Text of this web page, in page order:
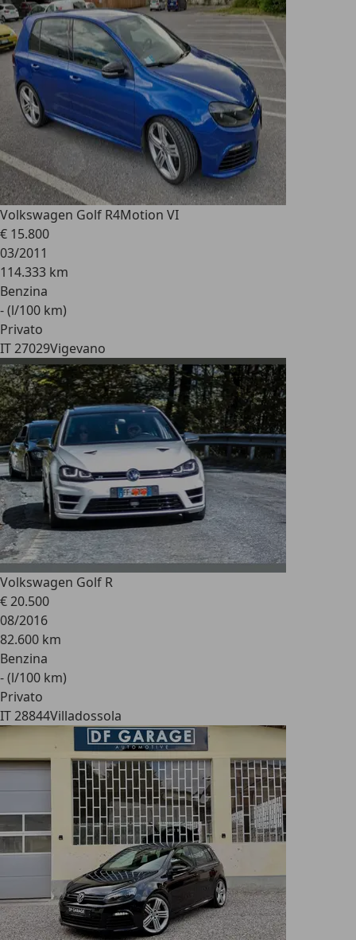
Volkswagen Golf R4Motion VI
€ 15.800
03/2011
114.333 km
Benzina
- (l/100 km)
Privato
IT 27029Vigevano
Volkswagen Golf R
€ 20.500
08/2016
82.600 km
Benzina
- (l/100 km)
Privato
IT 28844Villadossola